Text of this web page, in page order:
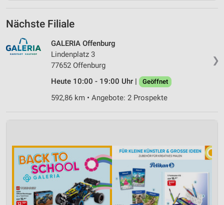
Nächste Filiale
❯
GALERIA Offenburg
Lindenplatz 3
77652 Offenburg
Heute 10:00 - 19:00 Uhr |
Geöffnet
592,86 km • Angebote: 2 Prospekte